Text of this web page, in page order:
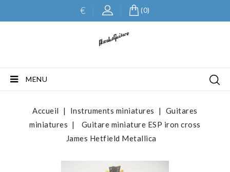
€ (0)
MENU
Accueil Instruments miniatures
Guitares
miniatures
Guitare miniature ESP iron cross
James Hetfield Metallica